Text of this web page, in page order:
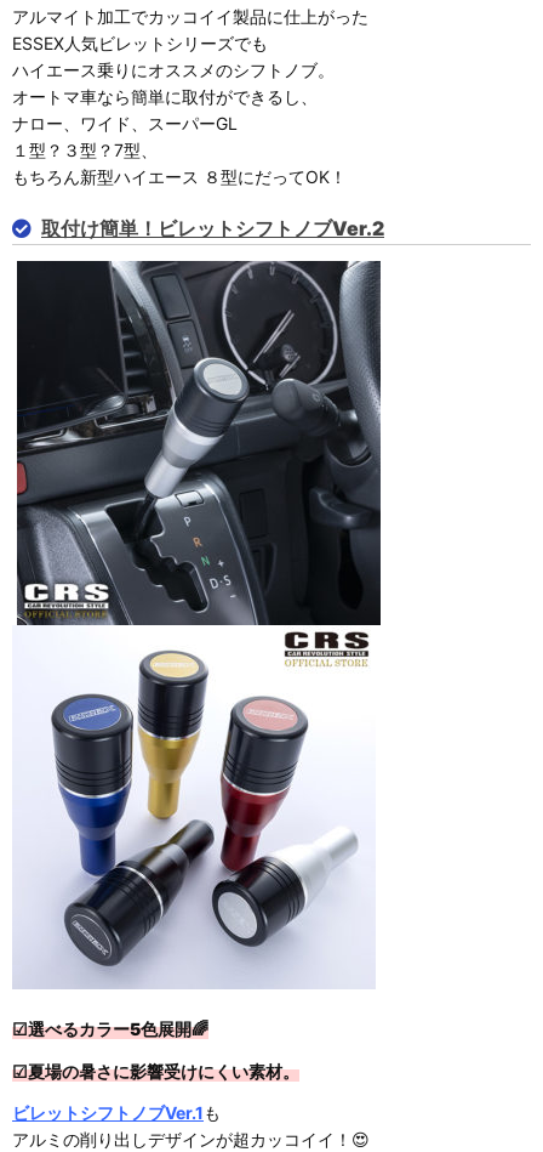
アルマイト加工でカッコイイ製品に仕上がった
ESSEX人気ビレットシリーズでも
ハイエース乗りにオススメのシフトノブ。
オートマ車なら簡単に取付ができるし、
ナロー、ワイド、スーパーGL
１型？３型？7型、
もちろん新型ハイエース ８型にだってOK！
取付け簡単！ビレットシフトノブVer.2
☑選べるカラー5色展開🌈
☑夏場の暑さに影響受けにくい素材。
ビレットシフトノブVer.1も
アルミの削り出しデザインが超カッコイイ！😍